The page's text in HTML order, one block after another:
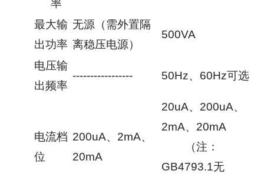
率
最大输
出功率
无源（需外置隔
离稳压电源）
500VA
电压输
出频率
----------------- 50Hz、60Hz可选
电流档
位
200uA、2mA、
20mA
20uA、200uA、
2mA、20mA
（注：
GB4793.1无